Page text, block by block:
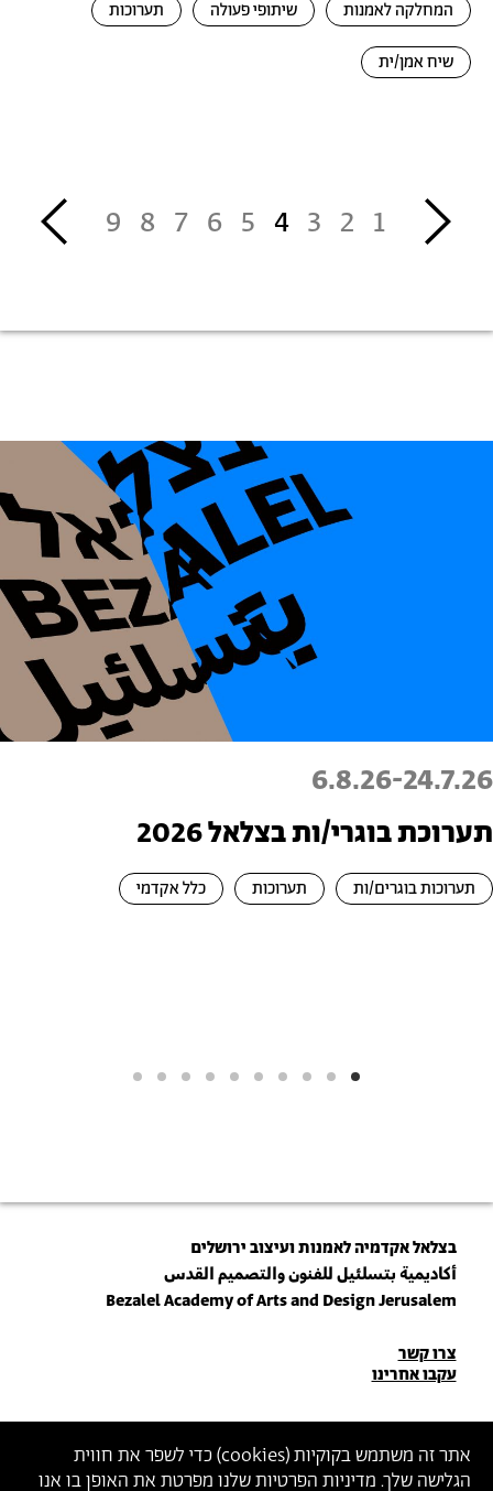
אתר זה משתמש בקוקיות (cookies) כדי לשפר את חווית
הגלישה שלך. מדיניות הפרטיות שלנו מפרטת את האופן בו אנו
המחלקה לאמנות שיתופי פעולה תערוכות
שיח אמן/ית
1
2
3
4
5
6
7
8
9
››
24.7.26
-
6.8.26
תערוכת בוגרי/ות בצלאל 2026
תערוכות בוגרים/ות תערוכות כלל אקדמי
בצלאל אקדמיה לאמנות ועיצוב ירושלים
أكاديمية بتسلئيل للفنون والتصميم القدس
Bezalel Academy of Arts and Design Jerusalem
פרטי
יצירת
קשר
צרו קשר
עקבו אחרינו
הצטרפו לניוזלטר שלנו